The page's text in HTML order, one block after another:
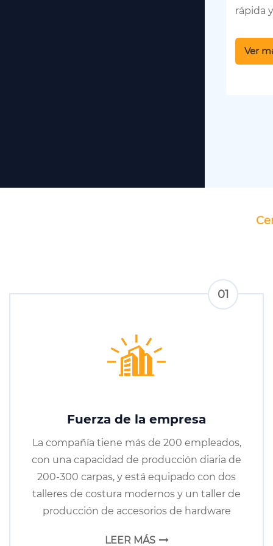
rápida
Ver
01
Fuerza de la empresa
La compañía tiene más de 200 empleados,
con una capacidad de producción diaria de
200-300 carpas, y está equipado con dos
talleres de costura modernos y un taller de
producción de accesorios de hardware
LEER MÁS